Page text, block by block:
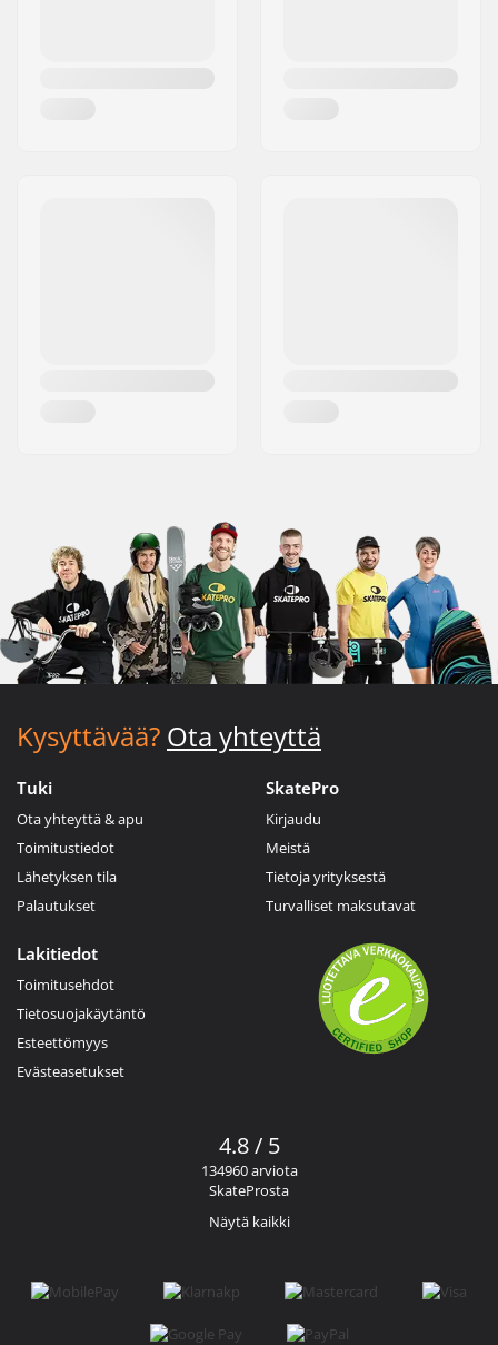
Kysyttävää? Ota yhteyttä
Tuki
Ota yhteyttä & apu
Toimitustiedot
Lähetyksen tila
Palautukset
SkatePro
Kirjaudu
Meistä
Tietoja yrityksestä
Turvalliset maksutavat
Lakitiedot
Toimitusehdot
Tietosuojakäytäntö
Esteettömyys
Evästeasetukset
4.8 / 5
134960 arviota
SkateProsta
Näytä kaikki